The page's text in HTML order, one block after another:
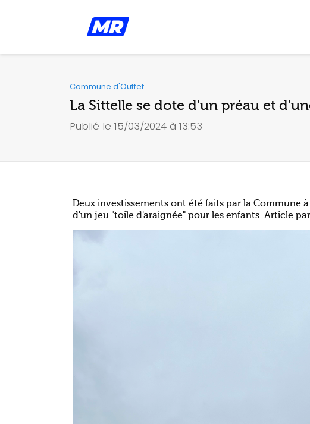
Commune d'Ouffet
La Sittelle se dote d’un préau et
Publié le 15/03/2024 à 13:53
Deux investissements ont été faits par la Commune
d'un jeu "toile d'araignée" pour les enfants. Article